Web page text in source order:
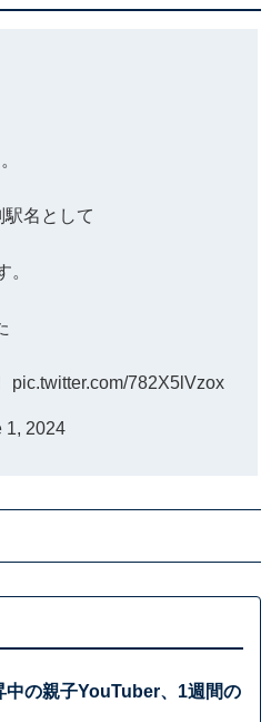
名として
。
pic.twitter.com/782X5lVzox
1, 2024
中の親子YouTuber、1週間の